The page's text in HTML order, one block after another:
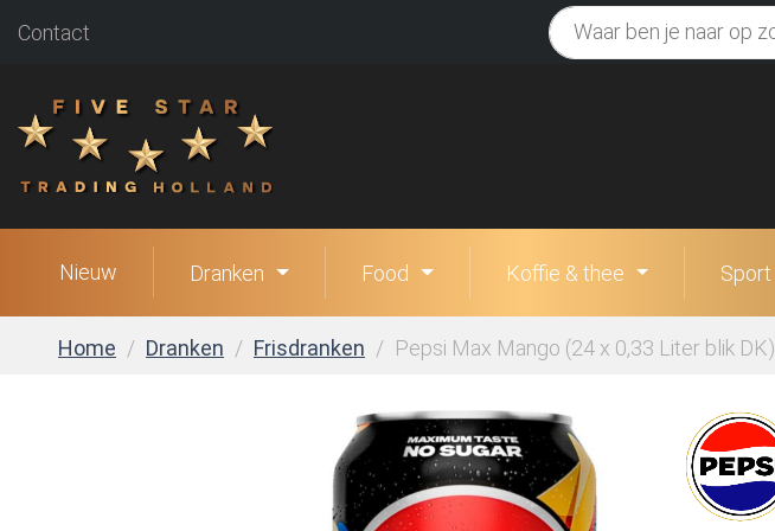
Contact
Nieuw Dranken Food Koffie & thee Sport
Home Dranken Frisdranken Pepsi Max Mango (24 x 0,33 Liter blik DK)